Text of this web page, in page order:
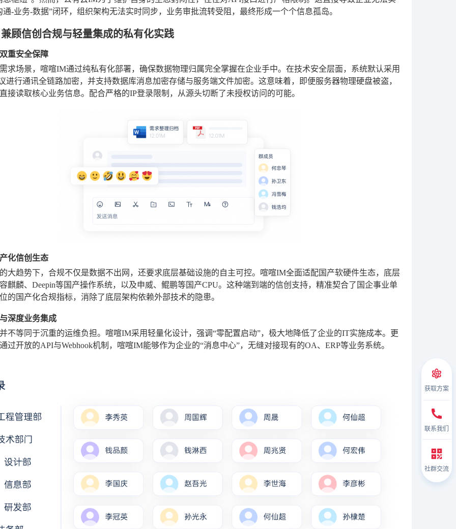
通-业务-数据”闭环，组织架构无法实时同步，业务审批流转受阻，最终形成一个个信息孤岛。
顾信创合规与轻量集成的私有化实践
重安全保障
求场景，喧喧IM通过纯私有化部署，确保数据物理归属完全掌握在企业手中。在技术安全层面，系统默认采用
进行通讯全链路加密，并支持数据库消息加密存储与服务端文件加密。这意味着，即便服务器物理硬盘被盗，
接读取核心业务信息。配合严格的IP登录限制，从源头切断了未授权访问的可能。
化信创生态
大趋势下，合规不仅是数据不出网，还要求底层基础设施的自主可控。喧喧IM全面适配国产软硬件生态，底层
麒麟、Deepin等国产操作系统，以及申威、鲲鹏等国产CPU。这种端到端的信创支持，精准契合了国企事业单
的国产化合规指标，消除了底层架构依赖外部技术的隐患。
深度业务集成
不等同于沉重的运维负担。喧喧IM采用轻量化设计，强调“零配置启动”，极大地降低了企业的IT实施成本。更
过开放的API与Webhook机制，喧喧IM能够作为企业的“消息中心”，无缝对接现有的OA、ERP等业务系统。
获取方案
联系我们
社群交流